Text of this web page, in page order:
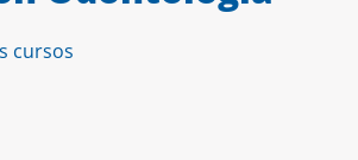
cursos